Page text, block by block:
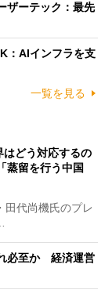
ザーテック：最先
：AIインフラを支
一覧を見る
どう対応するの
留を行う中国
代尚機氏のプレ
必至か 経済運営